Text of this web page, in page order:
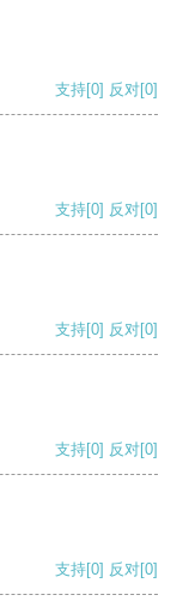
支持[0] 反对[0]
支持[0] 反对[0]
支持[0] 反对[0]
支持[0] 反对[0]
支持[0] 反对[0]